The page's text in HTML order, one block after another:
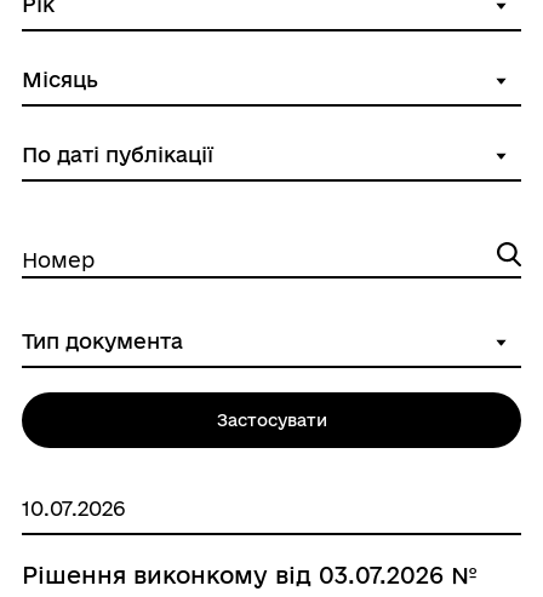
10.07.2026
Рішення виконкому від 03.07.2026 №
Номер
Застосувати